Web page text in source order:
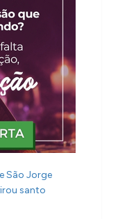
São Jorge
santo